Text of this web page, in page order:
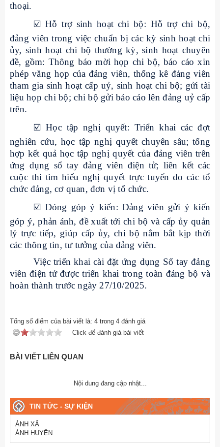
thoại.
☑ ️ Hỗ trợ sinh hoạt chi bộ: Hỗ trợ chi bộ,
đảng viên trong việc chuẩn bị các kỳ sinh hoạt chi
ủy, sinh hoạt chi bộ thường kỳ, sinh hoạt chuyên
đề, gồm: Thông báo mời họp chi bộ, báo cáo xin
phép vắng họp của đảng viên, thống kê đảng viên
tham gia sinh hoạt cấp uỷ, sinh hoạt chi bộ; gửi tài
liệu họp chi bộ; chi bộ gửi báo cáo lên đảng uỷ cấp
trên.
☑ ️ Học tập nghị quyết: Triển khai các đợt
nghiên cứu, học tập nghị quyết chuyên sâu; tổng
hợp kết quả học tập nghị quyết của đảng viên trên
ứng dụng sổ tay đảng viên điện tử; liên kết các
cuộc thi tìm hiểu nghị quyết trực tuyến do các tổ
chức đảng, cơ quan, đơn vị tổ chức.
☑ ️ Đóng góp ý kiến: Đảng viên gửi ý kiến
góp ý, phản ánh, đề xuất tới chi bộ và cấp ủy quản
lý trực tiếp, giúp cấp ủy, chi bộ nắm bắt kịp thời
các thông tin, tư tưởng của đảng viên.
Việc triển khai cài đặt ứng dụng Sổ tay đảng
viên điện tử được triển khai trong toàn đảng bộ và
hoàn thành trước ngày 27/10/2025.
Tổng số điểm của bài viết là: 4 trong 4 đánh giá
Click để đánh giá bài viết
BÀI VIẾT LIÊN QUAN
Nội dung đang cập nhật...
TIN TỨC - SỰ KIỆN
ẢNH XÃ
ẢNH HUYỆN